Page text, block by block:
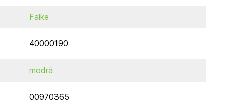
Falke
40000190
modrá
00970365